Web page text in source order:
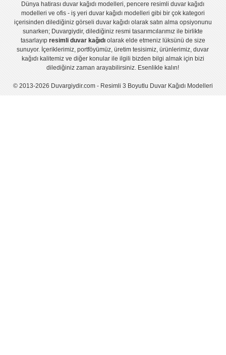
Dünya hatirası duvar kağıdı modelleri,pencere resimli duvar kağıdı
modelleri ve ofis - iş yeri duvar kağıdı modelleri gibi bir çok kategori
içerisinden dilediğiniz görseli duvar kağıdı olarak satın alma opsiyonunu
sunarken; Duvargiydir, dilediğiniz resmi tasarımcılarımız ile birlikte
tasarlayıp resimli duvar kağıdıolarak elde etmeniz lüksünü de size
sunuyor. İçeriklerimiz, portföyümüz, üretim tesisimiz, ürünlerimiz, duvar
kağıdı kalitemiz ve diğer konular ile ilgili bizden bilgi almak için bizi
dilediğiniz zaman arayabilirsiniz. Esenlikle kalın!
© 2013-2026 Duvargiydir.com - Resimli 3 Boyutlu Duvar Kağıdı Modelleri